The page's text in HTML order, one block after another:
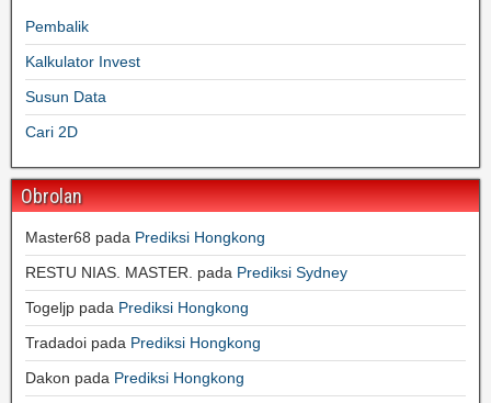
Pembalik
Kalkulator Invest
Susun Data
Cari 2D
Obrolan
Master68 pada Prediksi Hongkong
RESTU NIAS. MASTER.
pada Prediksi Sydney
Togeljp pada Prediksi Hongkong
Tradadoi pada Prediksi Hongkong
Dakon pada Prediksi Hongkong